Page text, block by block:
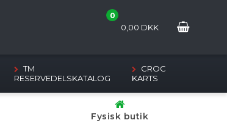
0
0,00 DKK
TM
RESERVEDELSKATALOG
CROC
KARTS
Fysisk butik